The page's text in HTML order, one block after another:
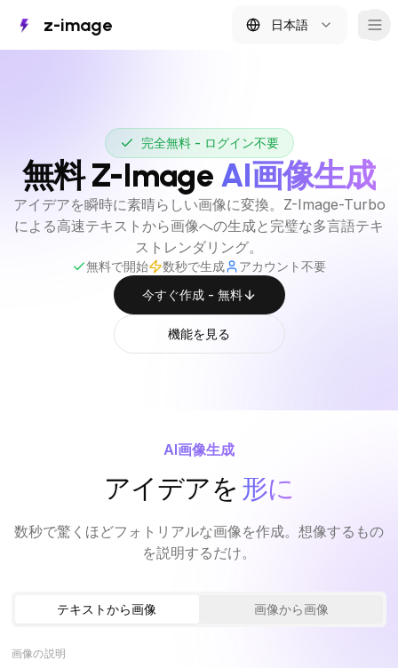
z-image 日本語
完全無料 - ログイン不要
無料 Z-Image AI画像生成
アイデアを瞬時に素晴らしい画像に変換。Z-Image-Turbo
による高速テキストから画像への生成と完璧な多言語テキ
ストレンダリング。
無料で開始 数秒で生成
アカウント不要
今すぐ作成 - 無料
機能を見る
AI画像生成
アイデアを 形に
数秒で驚くほどフォトリアルな画像を作成。想像するもの
を説明するだけ。
テキストから画像 画像から画像
画像の説明